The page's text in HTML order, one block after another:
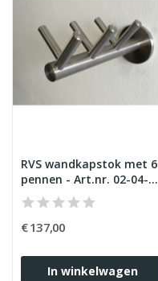
RVS wandkapstok met 6
pennen - Art.nr. 02-04-
003
€ 137,00
In winkelwagen